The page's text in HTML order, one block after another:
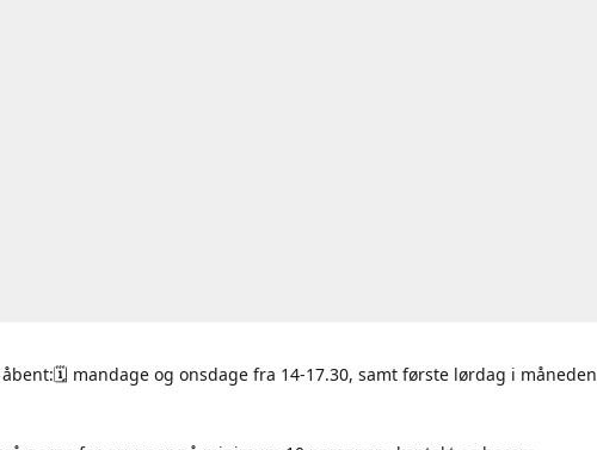
åbent:🗓 mandage og onsdage fra 14-17.30, samt første lørdag i måneden